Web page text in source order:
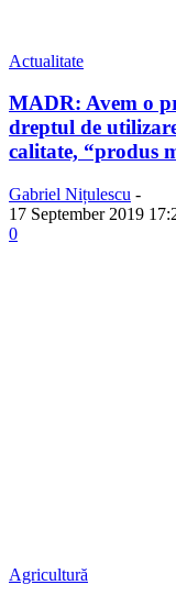
Actualitate
MADR: Avem o
dreptul de
calitate, “produs
Gabriel Nițulescu -
17 September 2019
0
Agricultură